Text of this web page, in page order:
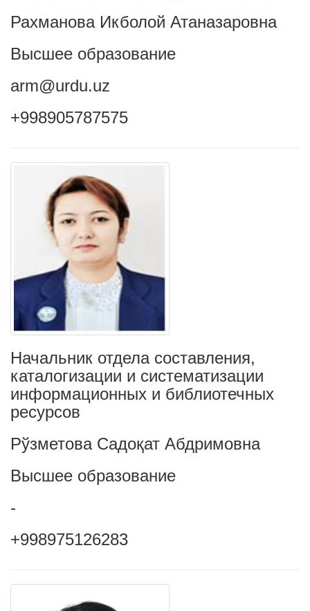
Рахманова Икболой Атаназаровна
Высшее образование
arm@urdu.uz
+998905787575
Начальник отдела составления,
каталогизации и систематизации
информационных и библиотечных
ресурсов
Рўзметова Садоқат Абдримовна
Высшее образование
-
+998975126283